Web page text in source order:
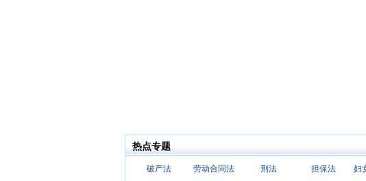
热点专题
破产法 劳动合同法 刑法 担保法 妇